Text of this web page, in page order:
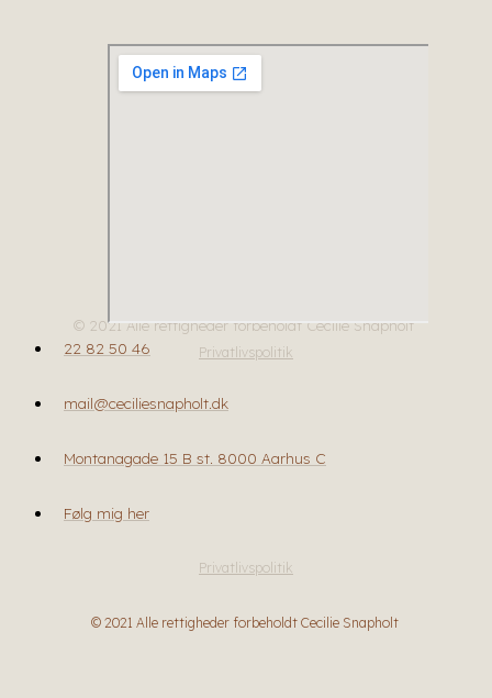
Privatlivspolitik
© 2021 Alle rettigheder forbeholdt Cecilie Snapholt
22 82 50 46
mail@ceciliesnapholt.dk
Montanagade 15 B st. 8000 Aarhus C
Følg mig her
Privatlivspolitik
© 2021 Alle rettigheder forbeholdt Cecilie Snapholt